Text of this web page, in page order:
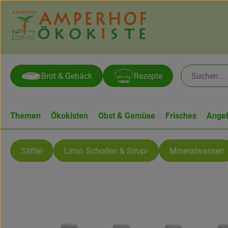
Brot & Gebäck Rezepte
Themen Ökokisten Obst & Gemüse Frisches
Säfte Limo, Schorlen & Sirup Mineralwasser